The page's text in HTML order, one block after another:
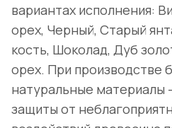
вариантах исполнения:
орех, Черный, Старый
кость, Шоколад, Дуб
орех. При производстве
натуральные материалы
защиты от